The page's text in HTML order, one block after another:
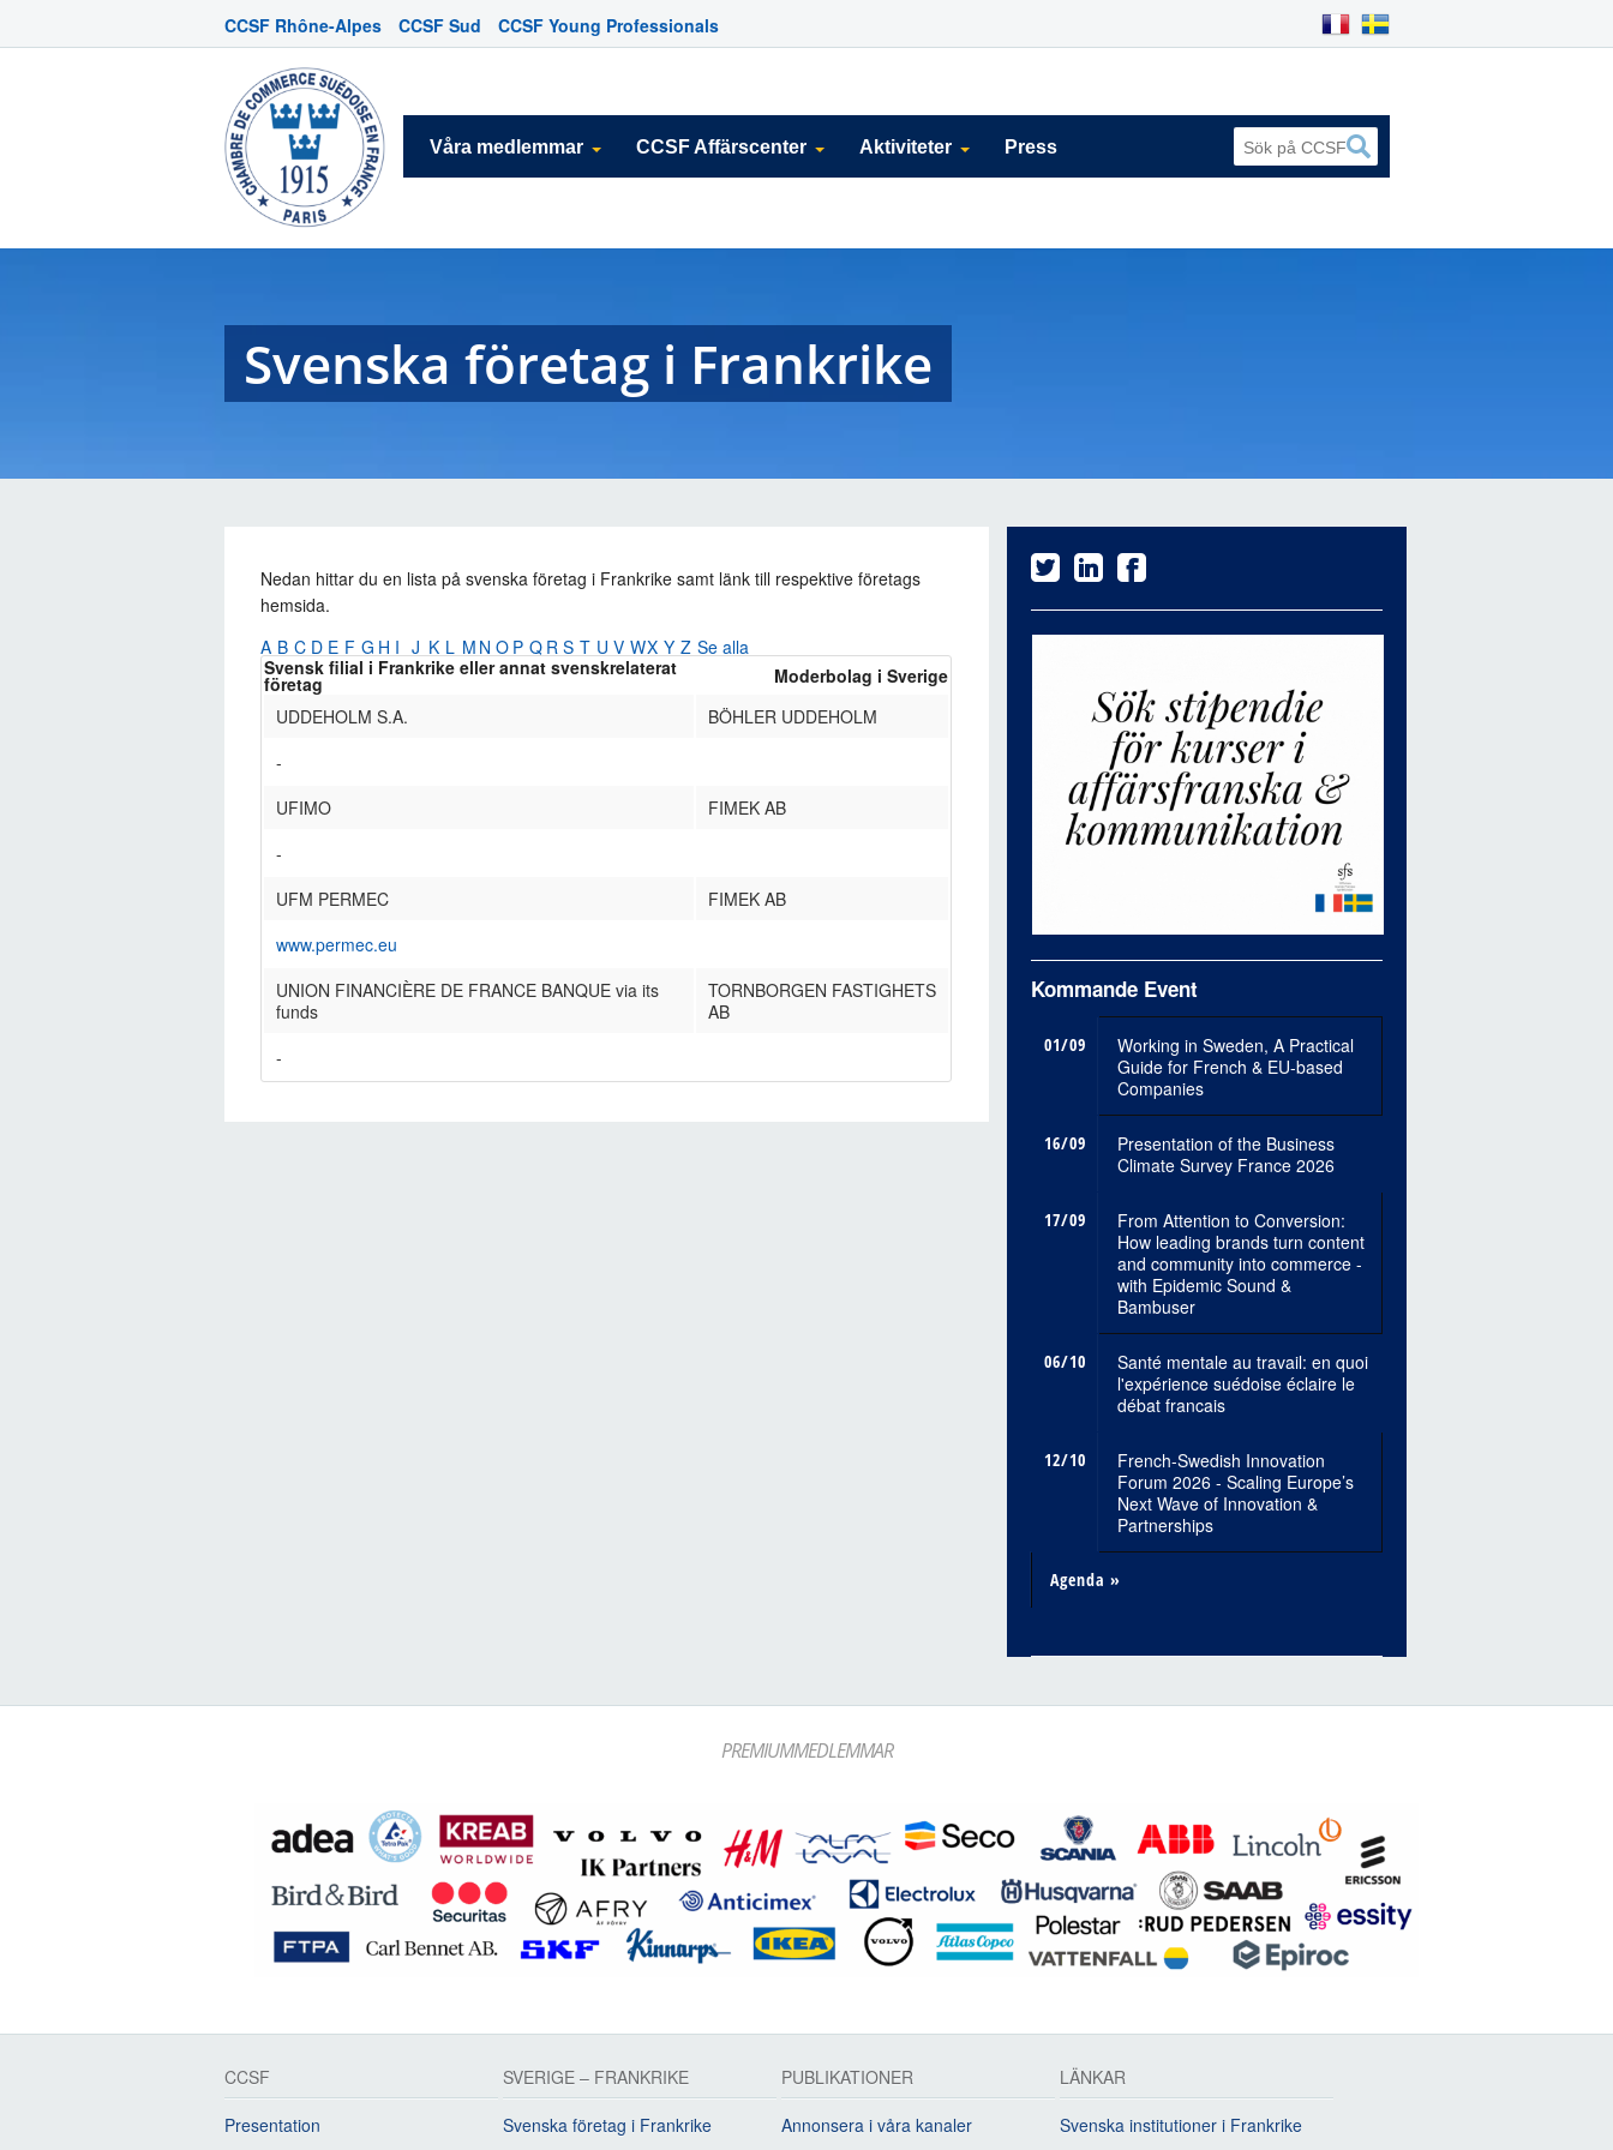
CCSF Rhône-Alpes CCSF Sud CCSF Young Professionals
Våra medlemmar CCSF Affärscenter Aktiviteter Press
Svenska företag i Frankrike
Nedan hittar du en lista på svenska företag i Frankrike samt länk till respektive företags
hemsida.
A B C D E F G H I J K L M N O P Q R S T U V WX Y Z Se alla
Svensk filial i Frankrike eller annat svenskrelaterat
företag
Moderbolag i Sverige
UDDEHOLM S.A.
BÖHLER UDDEHOLM
-
UFIMO
FIMEK AB
-
UFM PERMEC
FIMEK AB
www.permec.eu
UNION FINANCIÈRE DE FRANCE BANQUE via its
funds
TORNBORGEN FASTIGHETS
AB
-
Kommande Event
01/09
Working in Sweden, A Practical
Guide for French & EU-based
Companies
16/09
Presentation of the Business
Climate Survey France 2026
17/09
From Attention to Conversion:
How leading brands turn content
and community into commerce -
with Epidemic Sound &
Bambuser
06/10
Santé mentale au travail: en quoi
l'expérience suédoise éclaire le
débat francais
12/10
French-Swedish Innovation
Forum 2026 - Scaling Europe’s
Next Wave of Innovation &
Partnerships
Agenda »
PREMIUMMEDLEMMAR
CCSF
Presentation
SVERIGE – FRANKRIKE
Svenska företag i Frankrike
PUBLIKATIONER
Annonsera i våra kanaler
LÄNKAR
Svenska institutioner i Frankrike